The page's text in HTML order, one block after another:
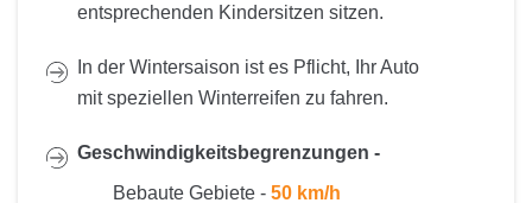
entsprechenden Kindersitzen sitzen.
In der Wintersaison ist es Pflicht, Ihr Auto
mit speziellen Winterreifen zu fahren.
Geschwindigkeitsbegrenzungen -
Bebaute Gebiete - 50 km/h